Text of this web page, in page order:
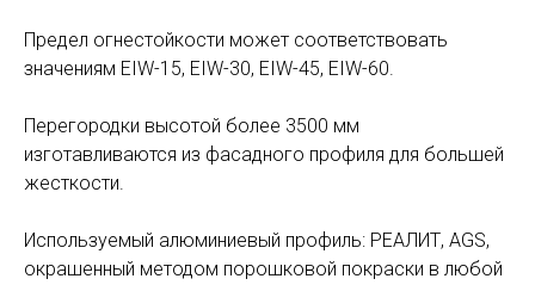
Предел огнестойкости может соответствовать
значениям EIW-15, EIW-30, EIW-45, EIW-60.
Перегородки высотой более 3500 мм
изготавливаются из фасадного профиля для большей
жесткости.
Используемый алюминиевый профиль: РЕАЛИТ, AGS,
окрашенный методом порошковой покраски в любой